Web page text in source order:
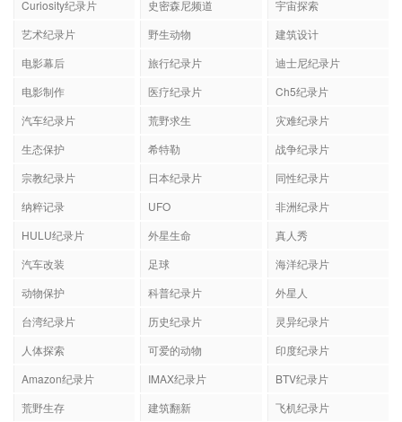
Curiosity纪录片 史密森尼频道
宇宙探索
艺术纪录片
野生动物
建筑设计
电影幕后
旅行纪录片
迪士尼纪录片
电影制作
医疗纪录片
Ch5纪录片
汽车纪录片
荒野求生
灾难纪录片
生态保护
希特勒
战争纪录片
宗教纪录片
日本纪录片
同性纪录片
纳粹记录
UFO
非洲纪录片
HULU纪录片
外星生命
真人秀
汽车改装
足球
海洋纪录片
动物保护
科普纪录片
外星人
台湾纪录片
历史纪录片
灵异纪录片
人体探索
可爱的动物
印度纪录片
Amazon纪录片
IMAX纪录片
BTV纪录片
荒野生存
建筑翻新
飞机纪录片